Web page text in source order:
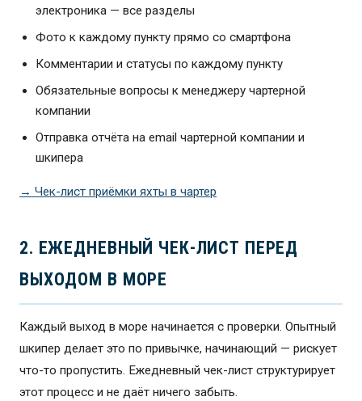
электроника — все разделы
Фото к каждому пункту прямо со смартфона
Комментарии и статусы по каждому пункту
Обязательные вопросы к менеджеру чартерной
компании
Отправка отчёта на email чартерной компании и
шкипера
→ Чек-лист приёмки яхты в чартер
2. ЕЖЕДНЕВНЫЙ ЧЕК-ЛИСТ ПЕРЕД
ВЫХОДОМ В МОРЕ
Каждый выход в море начинается с проверки. Опытный
шкипер делает это по привычке, начинающий — рискует
что-то пропустить. Ежедневный чек-лист структурирует
этот процесс и не даёт ничего забыть.